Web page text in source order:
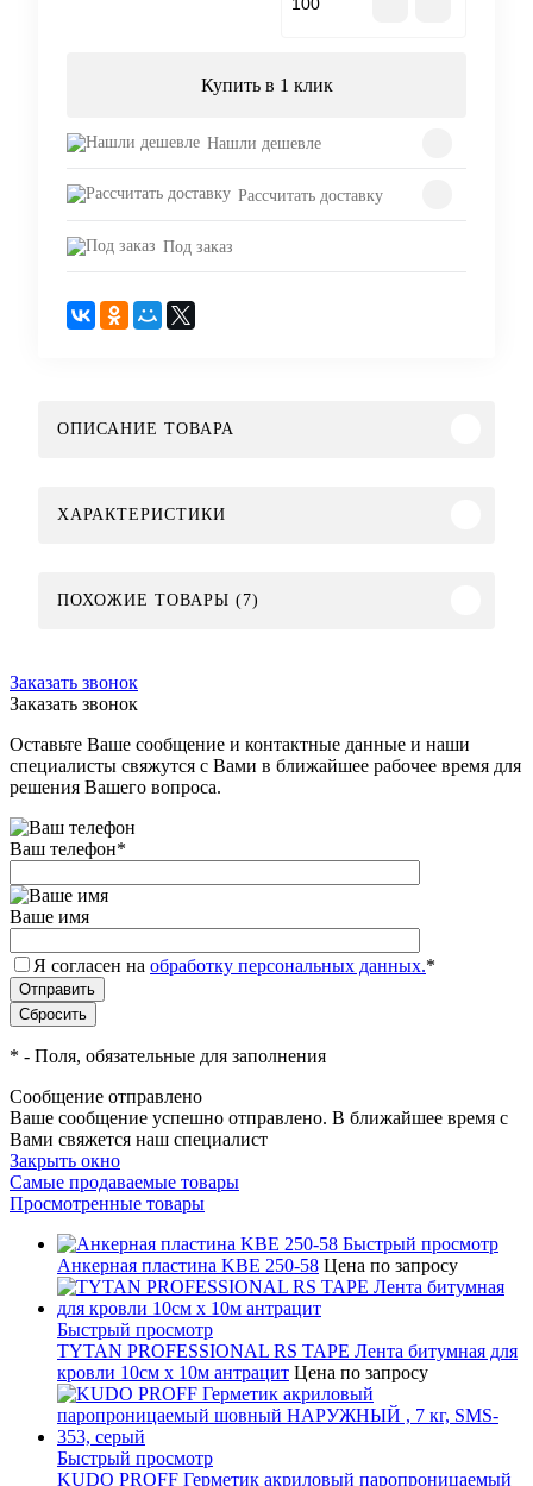
Купить в 1 клик
Нашли дешевле
Рассчитать доставку
Под заказ
ОПИСАНИЕ ТОВАРА
ХАРАКТЕРИСТИКИ
ПОХОЖИЕ ТОВАРЫ (7)
Заказать звонок
Заказать звонок
Оставьте Ваше сообщение и контактные данные и наши
специалисты свяжутся с Вами в ближайшее рабочее время для
решения Вашего вопроса.
Ваш телефон*
Ваше имя
Я согласен на обработку персональных данных.*
* - Поля, обязательные для заполнения
Сообщение отправлено
Ваше сообщение успешно отправлено. В ближайшее время с
Вами свяжется наш специалист
Закрыть окно
Самые продаваемые товары
Просмотренные товары
Быстрый просмотр
Анкерная пластина KBE 250-58 Цена по запросу
Быстрый просмотр
TYTAN PROFESSIONAL RS TAPE Лента битумная для
кровли 10см x 10м антрацит Цена по запросу
Быстрый просмотр
KUDO PROFF Герметик акриловый паропроницаемый